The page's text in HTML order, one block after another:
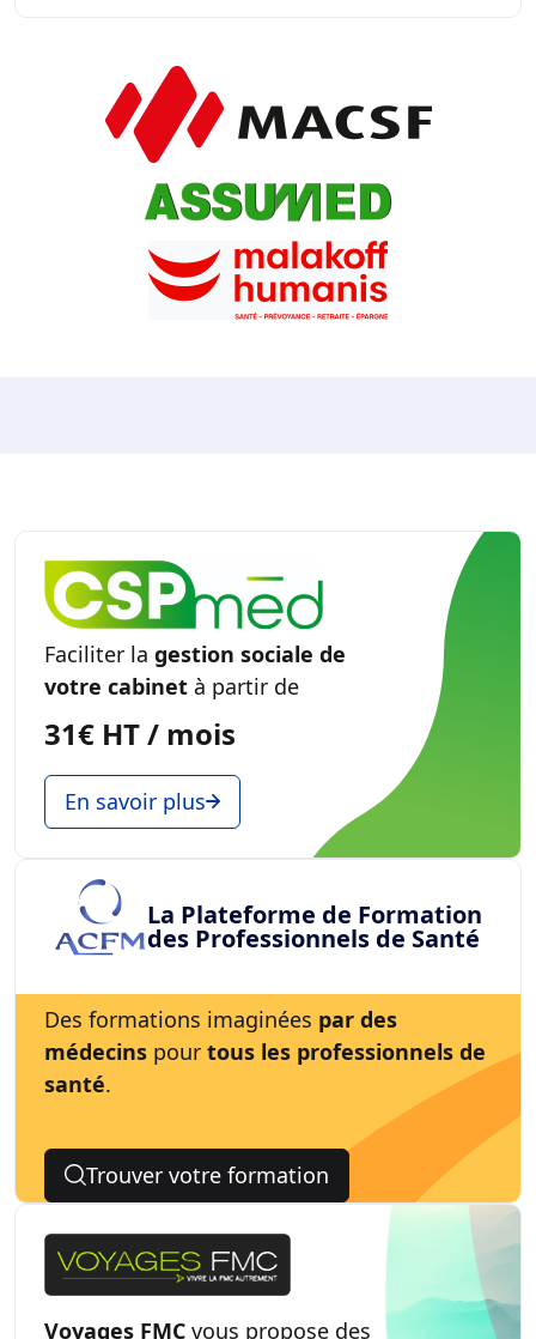
Faciliter la gestion sociale de
votre cabinet à partir de
31€ HT / mois
En savoir plus
La Plateforme de Formation
des Professionnels de Santé
Des formations imaginées par des
médecins pour tous les professionnels de
santé.
Trouver votre formation
Voyages FMC vous propose des